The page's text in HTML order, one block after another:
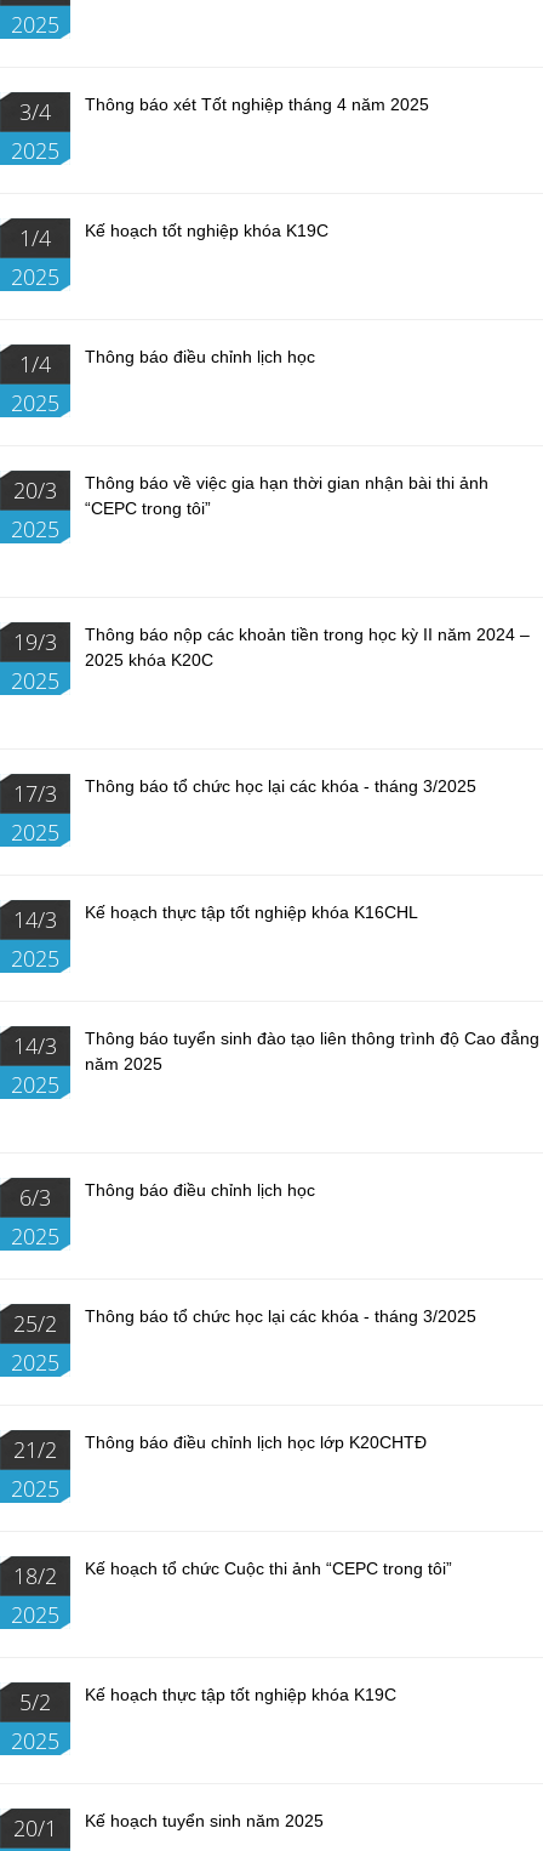
2025
3/4
2025
Thông báo xét Tốt nghiệp tháng 4 năm 2025
1/4
2025
Kế hoạch tốt nghiệp khóa K19C
1/4
2025
Thông báo điều chỉnh lịch học
20/3
2025
Thông báo về việc gia hạn thời gian nhận bài thi ảnh
“CEPC trong tôi”
19/3
2025
Thông báo nộp các khoản tiền trong học kỳ II năm 2024 –
2025 khóa K20C
17/3
2025
Thông báo tổ chức học lại các khóa - tháng 3/2025
14/3
2025
Kế hoạch thực tập tốt nghiệp khóa K16CHL
14/3
2025
Thông báo tuyển sinh đào tạo liên thông trình độ Cao đẳng
năm 2025
6/3
2025
Thông báo điều chỉnh lịch học
25/2
2025
Thông báo tổ chức học lại các khóa - tháng 3/2025
21/2
2025
Thông báo điều chỉnh lịch học lớp K20CHTĐ
18/2
2025
Kế hoạch tổ chức Cuộc thi ảnh “CEPC trong tôi”
5/2
2025
Kế hoạch thực tập tốt nghiệp khóa K19C
20/1
Kế hoạch tuyển sinh năm 2025